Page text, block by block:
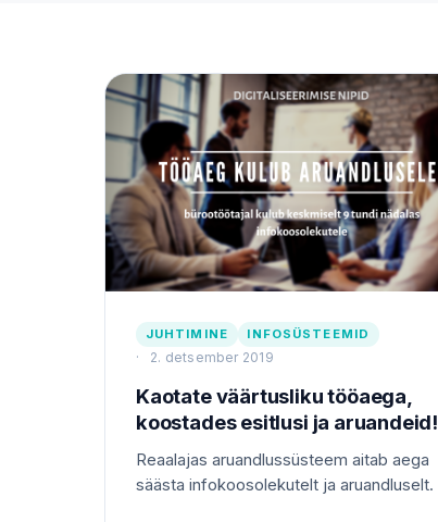
JUHTIMINE INFOSÜSTEEMID
2. detsember 2019
Kaotate väärtusliku tööaega,
koostades esitlusi ja aruandeid!
Reaalajas aruandlussüsteem aitab aega
säästa infokoosolekutelt ja aruandluselt.